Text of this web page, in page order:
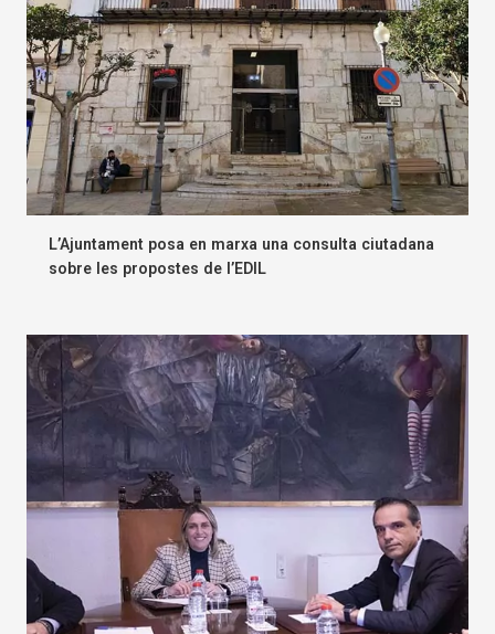
L’Ajuntament posa en marxa una consulta ciutadana
sobre les propostes de l’EDIL